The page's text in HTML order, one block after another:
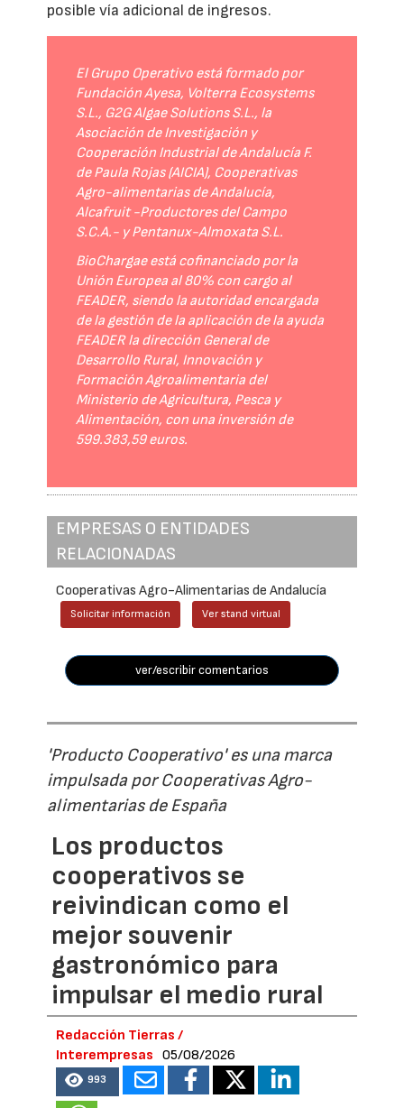
posible vía adicional de ingresos.
El Grupo Operativo está formado por
Fundación Ayesa, Volterra Ecosystems
S.L., G2G Algae Solutions S.L., la
Asociación de Investigación y
Cooperación Industrial de Andalucía F.
de Paula Rojas (AICIA), Cooperativas
Agro-alimentarias de Andalucía,
Alcafruit -Productores del Campo
S.C.A.- y Pentanux-Almoxata S.L.
BioChargae está cofinanciado por la
Unión Europea al 80% con cargo al
FEADER, siendo la autoridad encargada
de la gestión de la aplicación de la ayuda
FEADER la dirección General de
Desarrollo Rural, Innovación y
Formación Agroalimentaria del
Ministerio de Agricultura, Pesca y
Alimentación, con una inversión de
599.383,59 euros.
EMPRESAS O ENTIDADES
RELACIONADAS
Cooperativas Agro-Alimentarias de Andalucía
Solicitar información Ver stand virtual
ver/escribir comentarios
'Producto Cooperativo' es una marca
impulsada por Cooperativas Agro-
alimentarias de España
Los productos
cooperativos se
reivindican como el
mejor souvenir
gastronómico para
impulsar el medio rural
Redacción Tierras /
Interempresas
05/08/2026
993